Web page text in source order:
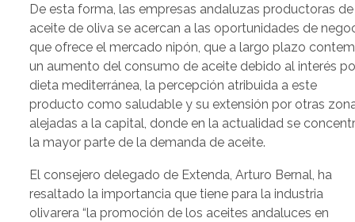
De esta forma, las empresas andaluzas productoras de
aceite de oliva se acercan a las oportunidades de
que ofrece el mercado nipón, que a largo plazo
un aumento del consumo de aceite debido al interés
dieta mediterránea, la percepción atribuida a este
producto como saludable y su extensión por otras
alejadas a la capital, donde en la actualidad se
la mayor parte de la demanda de aceite.
El consejero delegado de Extenda, Arturo Bernal, ha
resaltado la importancia que tiene para la industria
olivarera “la promoción de los aceites andaluces en